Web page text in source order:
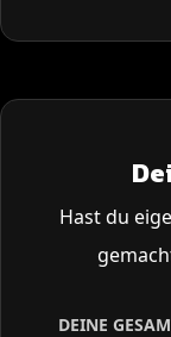
Hast du
DEINE